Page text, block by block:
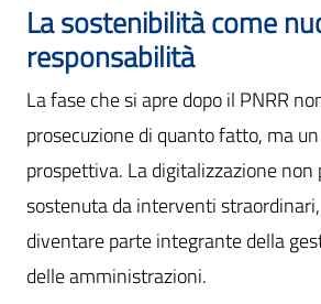
La sostenibilità come
responsabilità
La fase che si apre dopo il PNRR
prosecuzione di quanto fatto, ma
prospettiva. La digitalizzazione non
sostenuta da interventi
diventare parte integrante della
delle amministrazioni.